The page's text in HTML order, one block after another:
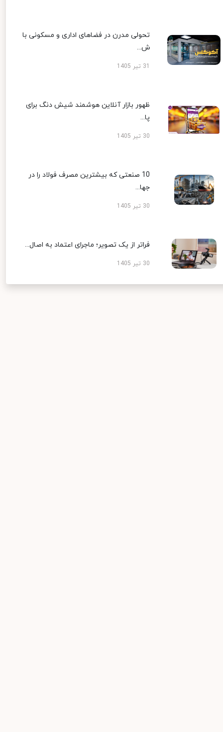
تحولی مدرن در فضاهای اداری و مسکونی با
ش...
ظهور بازار آنلاین هوشمند شیش دنگ برای
پا...
30 تیر 1405
10 صنعتی که بیشترین مصرف فولاد را در
جها...
30 تیر 1405
فراتر از یک تصویر؛ ماجرای اعتماد به اصال...
30 تیر 1405